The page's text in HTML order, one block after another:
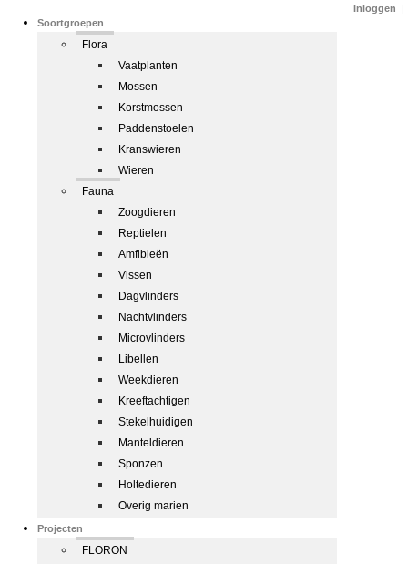
Soortgroepen
Flora
Vaatplanten
Mossen
Korstmossen
Paddenstoelen
Kranswieren
Wieren
Fauna
Zoogdieren
Reptielen
Amfibieën
Vissen
Dagvlinders
Nachtvlinders
Microvlinders
Libellen
Weekdieren
Kreeftachtigen
Stekelhuidigen
Manteldieren
Sponzen
Holtedieren
Overig marien
Projecten
FLORON
Inloggen |